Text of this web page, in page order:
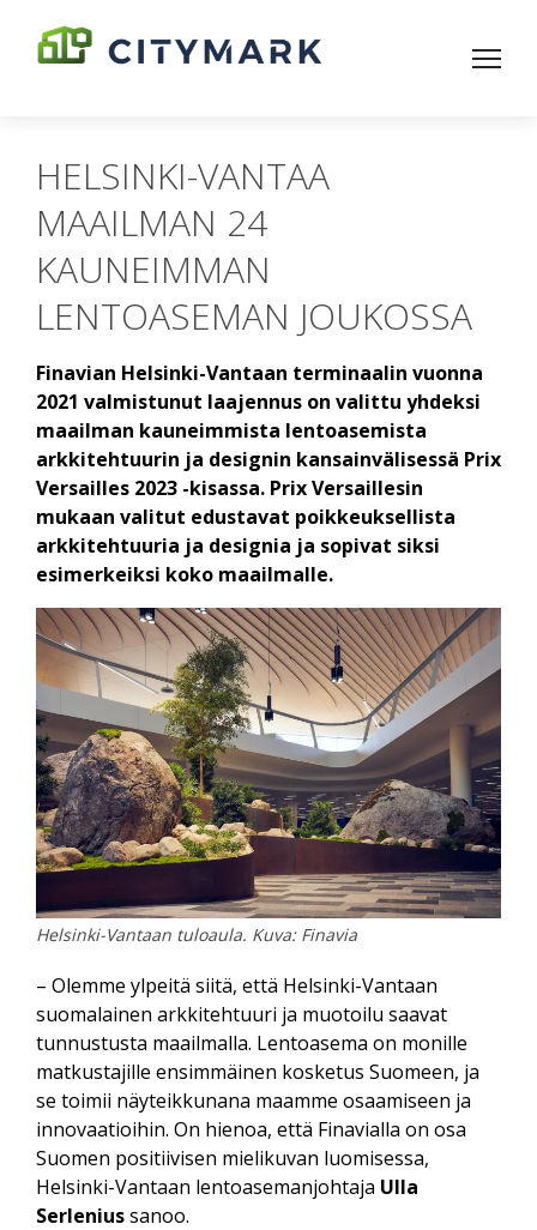
HELSINKI-VANTAA
MAAILMAN 24
KAUNEIMMAN
LENTOASEMAN JOUKOSSA
Finavian Helsinki-Vantaan terminaalin vuonna
2021 valmistunut laajennus on valittu yhdeksi
maailman kauneimmista lentoasemista
arkkitehtuurin ja designin kansainvälisessä Prix
Versailles 2023 -kisassa. Prix Versaillesin
mukaan valitut edustavat poikkeuksellista
arkkitehtuuria ja designia ja sopivat siksi
esimerkeiksi koko maailmalle.
Helsinki-Vantaan tuloaula. Kuva: Finavia
– Olemme ylpeitä siitä, että Helsinki-Vantaan
suomalainen arkkitehtuuri ja muotoilu saavat
tunnustusta maailmalla. Lentoasema on monille
matkustajille ensimmäinen kosketus Suomeen, ja
se toimii näyteikkunana maamme osaamiseen ja
innovaatioihin. On hienoa, että Finavialla on osa
Suomen positiivisen mielikuvan luomisessa,
Helsinki-Vantaan lentoasemanjohtaja Ulla
Serleniussanoo.